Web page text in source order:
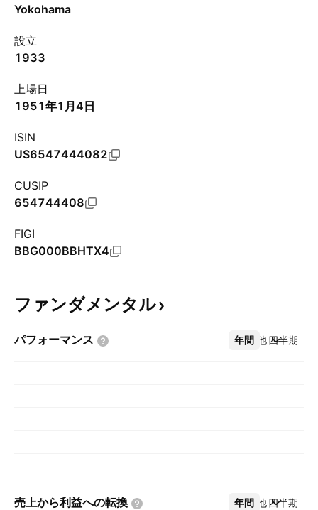
Yokohama
設立
1933
上場日
1951年1月4日
ISIN
US6547444082
CUSIP
654744408
FIGI
BBG000BBHTX4
ファンダメンタル
パフォーマンス 年間 四半期
その他
売上から利益への転換 年間 四半期
その他